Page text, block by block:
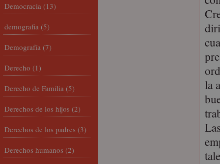
la
Democracia (13)
demografia (5)
Demografía (7)
Derecho (1)
Derecho de Familia (5)
Derechos de los hijos (2)
Derechos de los padres (3)
Derechos humanos (2)